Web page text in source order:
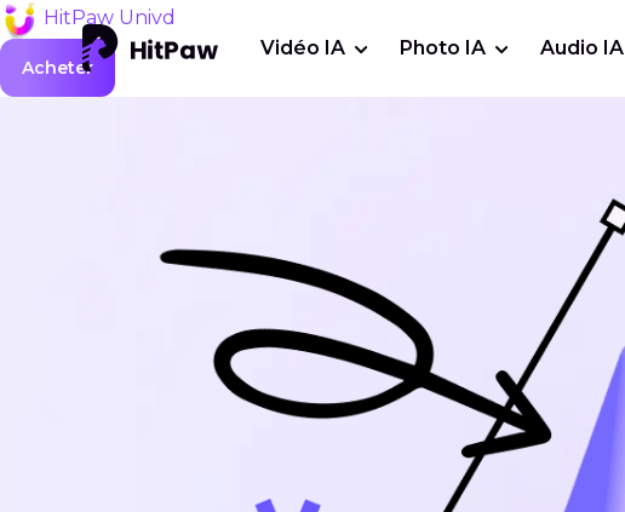
Vidéo IA Photo IA Audio IA
HitPaw Univd
Acheter